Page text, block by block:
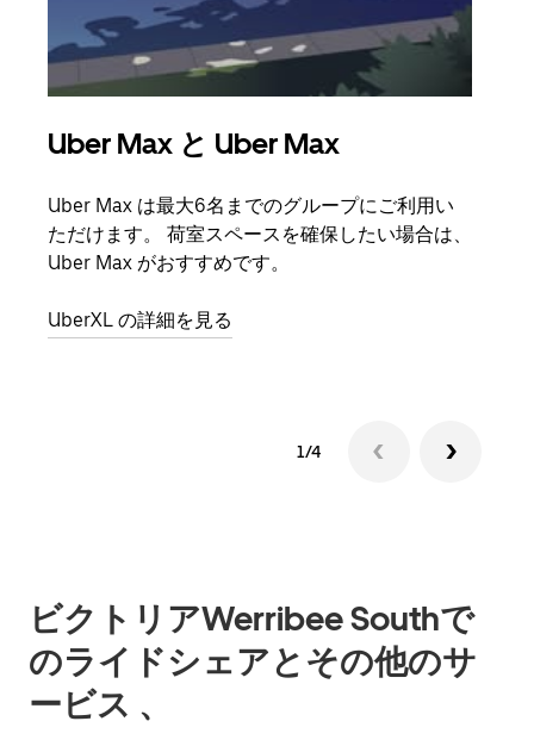
Uber Max と Uber Max
Uber Max は最大6名までのグループにご利用い
ただけます。 荷室スペースを確保したい場合は、
Uber Max がおすすめです。
UberXL の詳細を見る
1/4
ビクトリアWerribee Southで
のライドシェアとその他のサ
ービス 、